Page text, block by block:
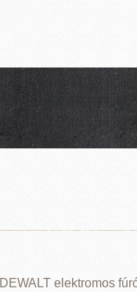
DEWALT elektromos